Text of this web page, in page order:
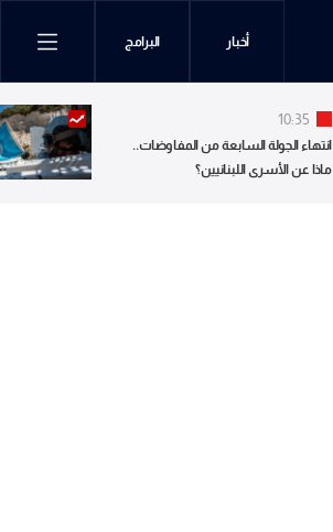
أخبار البرامج
10:35
انتهاء الجولة السابعة من المفاوضات..
ماذا عن الأسرى اللبنانيين؟